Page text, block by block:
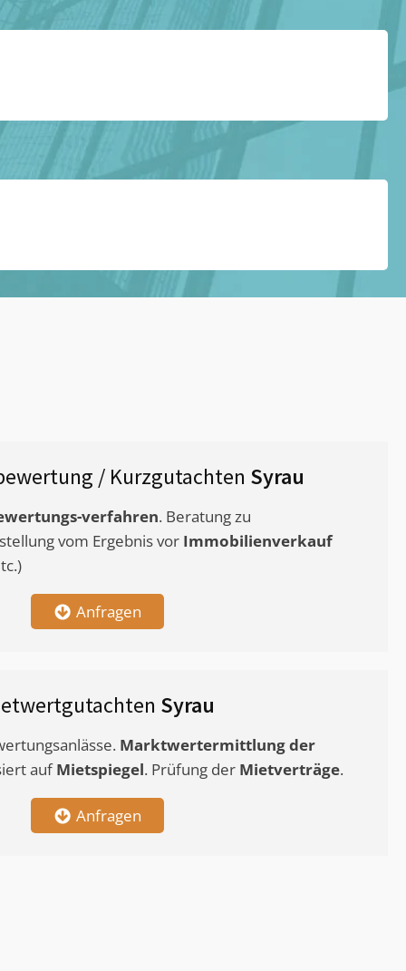
/ Kurzgutachten Syrau
verfahren. Beratung zu
vom Ergebnis vor Immobilienverkauf
Anfragen
Syrau
Marktwertermittlungder
aufMietspiegel. Prüfung der Mietverträge.
Anfragen